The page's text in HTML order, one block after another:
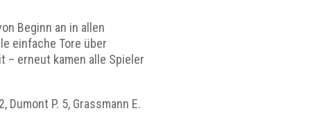
Beginn an in allen
einfache Tore über
– erneut kamen alle Spieler
Dumont P. 5, Grassmann E.